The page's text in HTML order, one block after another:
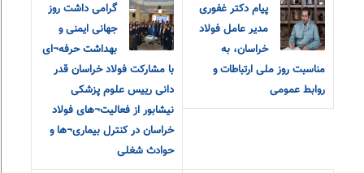
پیام دکتر غفوری
مدیر عامل فولاد
خراسان، به
مناسبت روز ملی ارتباطات و
روابط عمومی
گرامی داشت روز
جهانی ایمنی و
بهداشت حرفه¬ای
با مشارکت فولاد خراسان قدر
دانی رییس علوم پزشکی
نیشابور از فعالیت¬های فولاد
خراسان در کنترل بیماری¬ها و
حوادث شغلی